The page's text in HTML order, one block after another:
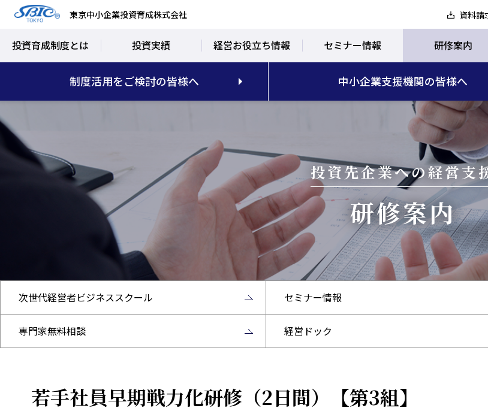
東京中小企業投資育成株式会社 資料請
投資育成制度とは 投資実績 経営お役立ち情報 セミナー情報 研修案内
制度活用をご検討の皆様へ 中小企業支援機関の皆様へ
投資先企業への経営支
研修案内
次世代経営者ビジネススクール セミナー情報
専門家無料相談 経営ドック
若手社員早期戦力化研修（2日間）【第3組】